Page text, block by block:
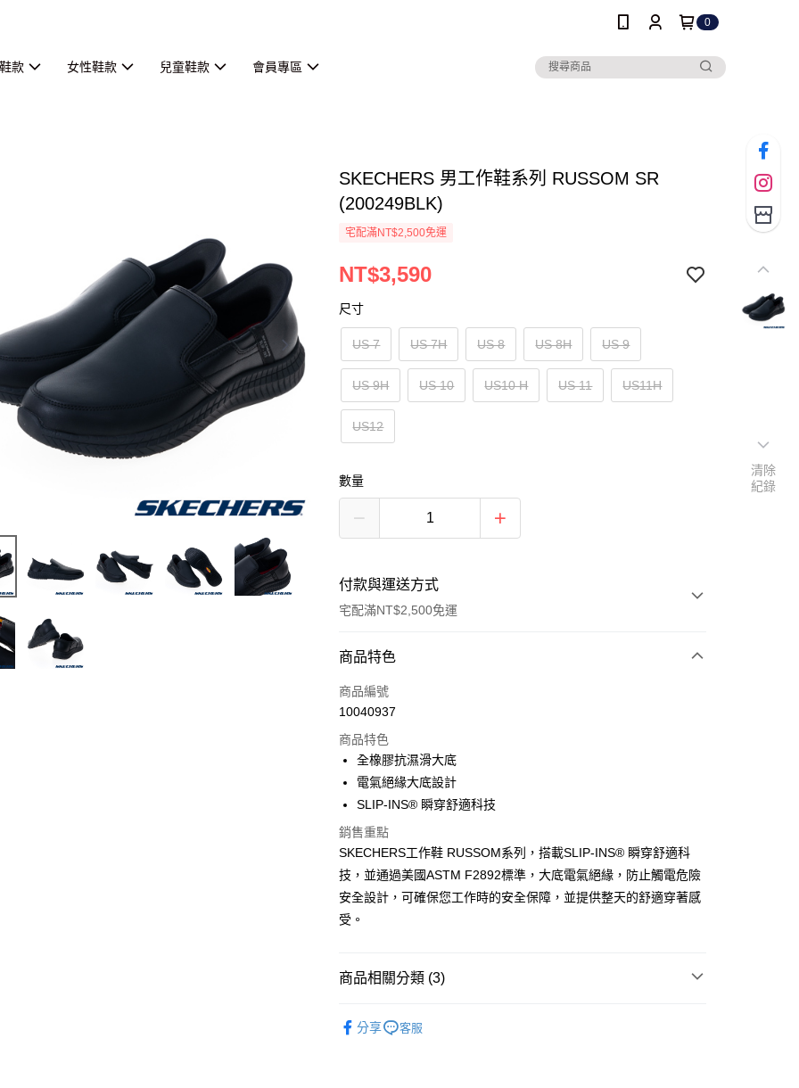
0
款 女性鞋款 兒童鞋款 會員專區
SKECHERS 男工作鞋系列 RUSSOM SR
(200249BLK)
宅配滿NT$2,500免運
NT$3,590
尺寸
US 7 US 7H US 8 US 8H US 9
US 9H US 10 US10 H US 11 US11H
US12
數量
付款與運送方式
宅配滿NT$2,500免運
付款方式
信用卡一次付款
大哥付你分期
相關說明
1.本服務由台灣大哥大提供，台灣大哥大用戶可立即使用無須另外申請。
2.付款方式選擇「大哥付你分期」，訂單成立後會自動跳轉到大哥付的交易
流程，驗證手機門號後，選擇欲分期的期數、繳款截止日，確認付款後即
完成交易。
3.實際核准額度、可分期數及費用金額請依後續交易確認頁面所載為準。
4.訂單成立30分鐘內，如未前往確認交易或遇審核未通過，訂單將自動取
消。如遇「轉專審核」未通過狀況，表示未達大哥付你分期系統評分，恕
無法說明評估內容。
醒簡訊。
2.透過簡訊連結打開帳單後，可選擇「超商條碼／台灣大直營門市／銀行轉
【注意事項】
ATM付款
宅配
每筆NT$100，滿NT$2,500(含以上)免運費
商品特色
商品編號
10040937
商品特色
全橡膠抗濕滑大底
電氣絕緣大底設計
SLIP-INS® 瞬穿舒適科技
銷售重點
SKECHERS工作鞋 RUSSOM系列，搭載SLIP-INS® 瞬穿舒適科
技，並通過美國ASTM F2892標準，大底電氣絕緣，防止觸電危險
安全設計，可確保您工作時的安全保障，並提供整天的舒適穿著感
受。
商品相關分類 (3)
分享 客服
清除
紀錄